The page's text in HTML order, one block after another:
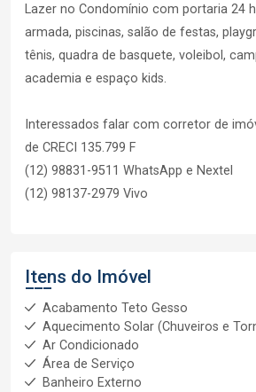
Lazer no Condomínio com portaria 24
armada, piscinas, salão de festas,
tênis, quadra de basquete, voleibol,
academia e espaço kids.
Interessados falar com corretor de
de CRECI 135.799 F
(12) 98831-9511 WhatsApp e Nextel
(12) 98137-2979 Vivo
Itens do Imóvel
Acabamento Teto Gesso
Aquecimento Solar (Chuveiros e
Ar Condicionado
Área de Serviço
Banheiro Externo